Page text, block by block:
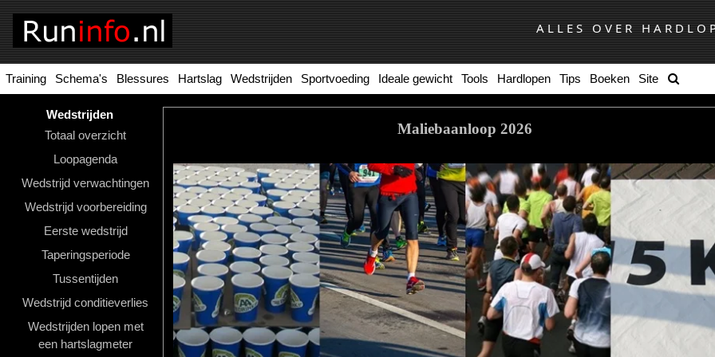
ALLES OVER
Training Schema's Blessures Hartslag Wedstrijden Sportvoeding Ideale gewicht Tools Hardlopen Tips Boeken Site
Wedstrijden
Totaal overzicht
Loopagenda
Wedstrijd verwachtingen
Wedstrijd voorbereiding
Eerste wedstrijd
Taperingsperiode
Tussentijden
Wedstrijd conditieverlies
Wedstrijden lopen met
een hartslagmeter
Homepage
Hardloopschema's
Hardloopblessures
Wedstrijden
Sportvoeding
Maliebaanloop 2026